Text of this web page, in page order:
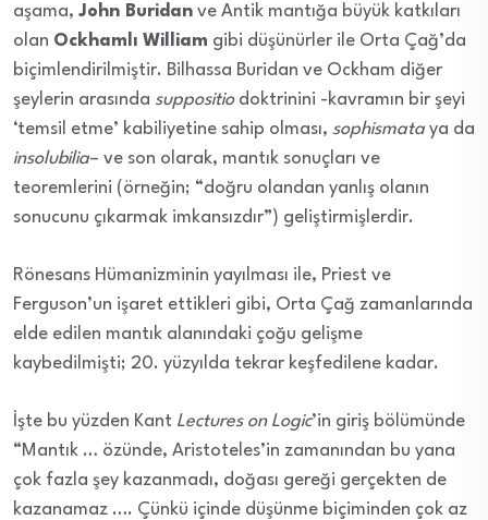
aşama, John Buridan ve Antik mantığa büyük katkıları
olan Ockhamlı William gibi düşünürler ile Orta Çağ’da
biçimlendirilmiştir. Bilhassa Buridan ve Ockham diğer
şeylerin arasında suppositiodoktrinini -kavramın bir şeyi
‘temsil etme’ kabiliyetine sahip olması, sophismata ya da
insolubilia– ve son olarak, mantık sonuçları ve
teoremlerini (örneğin; “doğru olandan yanlış olanın
sonucunu çıkarmak imkansızdır”) geliştirmişlerdir.
Rönesans Hümanizminin yayılması ile, Priest ve
Ferguson’un işaret ettikleri gibi, Orta Çağ zamanlarında
elde edilen mantık alanındaki çoğu gelişme
kaybedilmişti; 20. yüzyılda tekrar keşfedilene kadar.
İşte bu yüzden Kant Lectures on Logic’in giriş bölümünde
“Mantık … özünde, Aristoteles’in zamanından bu yana
çok fazla şey kazanmadı, doğası gereği gerçekten de
kazanamaz …. Çünkü içinde düşünme biçiminden çok az